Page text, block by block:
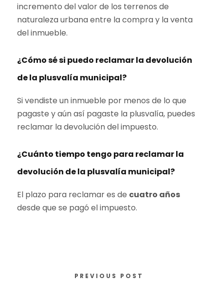
incremento del valor de los terrenos de
naturaleza urbana entre la compra y la venta
del inmueble.
¿Cómo sé si puedo reclamar la devolución
de la plusvalía municipal?
Si vendiste un inmueble por menos de lo que
pagaste y aún así pagaste la plusvalía, puedes
reclamar la devolución del impuesto.
¿Cuánto tiempo tengo para reclamar la
devolución de la plusvalía municipal?
El plazo para reclamar es de cuatro años
desde que se pagó el impuesto.
PREVIOUS POST